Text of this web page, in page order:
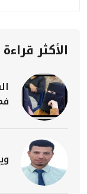
الأكثر قراءة